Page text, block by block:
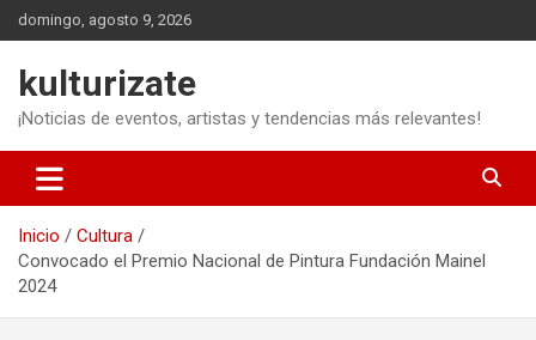
Saltar
al
domingo, agosto 9, 2026
kulturizate
¡Noticias de eventos, artistas y tendencias más relevantes!
Inicio
Cultura
Convocado el Premio Nacional de Pintura Fundación Mainel
2024